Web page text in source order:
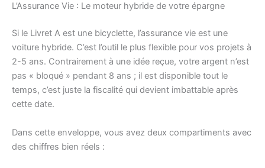
L’Assurance Vie : Le moteur hybride de votre épargne
Si le Livret A est une bicyclette, l’assurance vie est une
voiture hybride. C’est l’outil le plus flexible pour vos projets à
2-5 ans. Contrairement à une idée reçue, votre argent n’est
pas « bloqué » pendant 8 ans ; il est disponible tout le
temps, c’est juste la fiscalité qui devient imbattable après
cette date.
Dans cette enveloppe, vous avez deux compartiments avec
des chiffres bien réels :